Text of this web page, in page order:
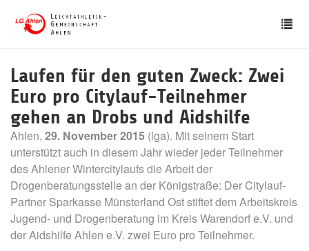
Laufen für den guten Zweck: Zwei
Euro pro Citylauf-Teilnehmer
gehen an Drobs und Aidshilfe
Ahlen, 29. November 2015 (lga). Mit seinem Start
unterstützt auch in diesem Jahr wieder jeder Teilnehmer
des Ahlener Wintercitylaufs die Arbeit der
Drogenberatungsstelle an der Königstraße: Der Citylauf-
Partner Sparkasse Münsterland Ost stiftet dem Arbeitskreis
Jugend- und Drogenberatung im Kreis Warendorf e.V. und
der Aidshilfe Ahlen e.V. zwei Euro pro Teilnehmer.